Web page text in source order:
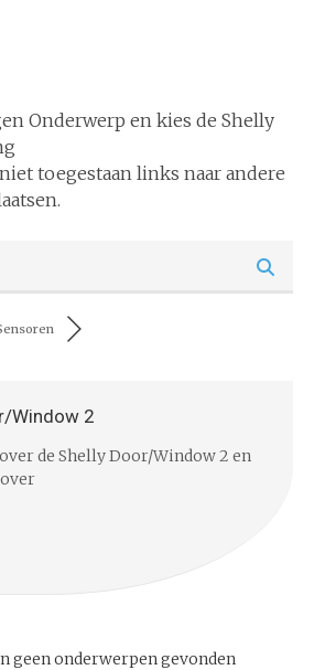
Onderwerp en kies de Shelly
toegestaan links naar andere
Window 2
de Shelly Door/Window 2 en
geen onderwerpen gevonden